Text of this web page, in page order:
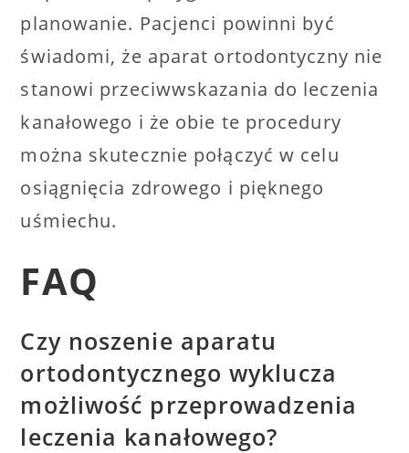
planowanie. Pacjenci powinni być
świadomi, że aparat ortodontyczny nie
stanowi przeciwwskazania do leczenia
kanałowego i że obie te procedury
można skutecznie połączyć w celu
osiągnięcia zdrowego i pięknego
uśmiechu.
FAQ
Czy noszenie aparatu
ortodontycznego wyklucza
możliwość przeprowadzenia
leczenia kanałowego?